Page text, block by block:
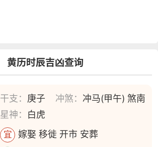
黄历时辰吉凶查询
干支： 庚子 冲煞： 冲马(甲午) 煞南
星神： 白虎
宜 嫁娶 移徙 开市 安葬